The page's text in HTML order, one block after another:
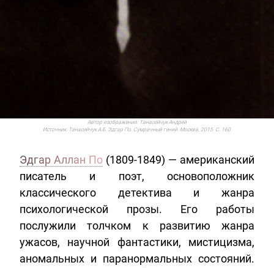
Автор изображения: Танасейчук Андрей
Источник: Танасейчук А.Б. Эдгар По. Сумрачный гений. Москва, 2015. С. 160.
Эдгар Аллан По (1809-1849) — американский
писатель и поэт, основоположник
классического детектива и жанра
психологической прозы. Его работы
послужили толчком к развитию жанра
ужасов, научной фантастики, мистицизма,
аномальных и паранормальных состояний.